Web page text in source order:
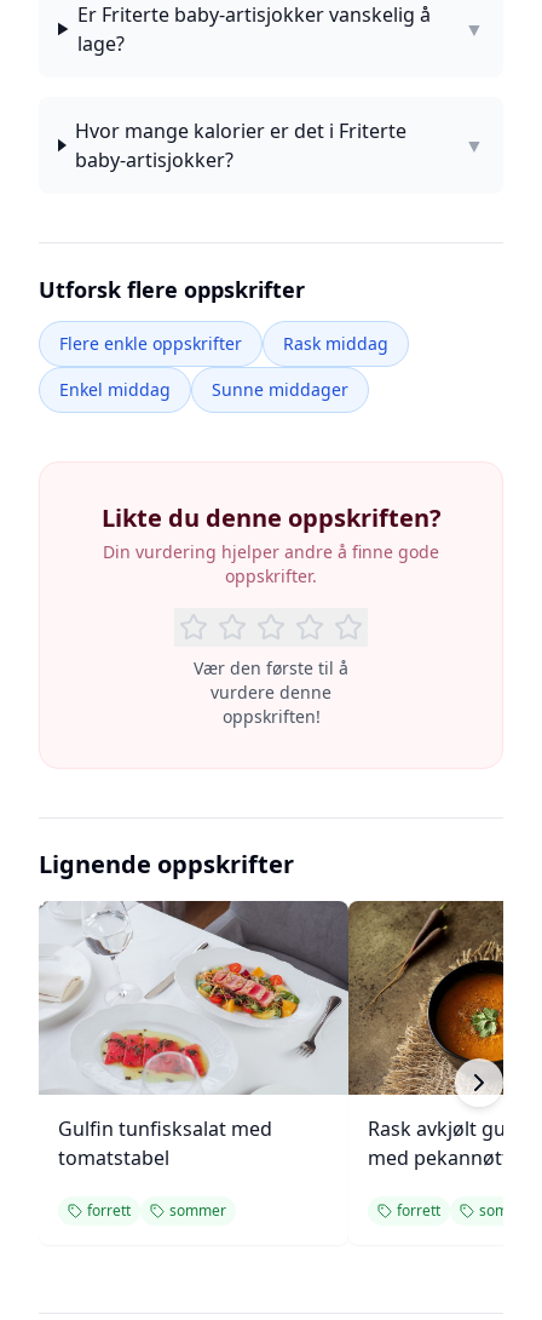
Er Friterte baby-artisjokker vanskelig å
lage?
▼
Hvor mange kalorier er det i Friterte
baby-artisjokker?
▼
Utforsk flere oppskrifter
Flere enkle oppskrifter
Rask middag
Enkel middag
Sunne middager
Likte du denne oppskriften?
Din vurdering hjelper andre å finne gode
oppskrifter.
Vær den første til å
vurdere denne
oppskriften!
Lignende oppskrifter
Gulfin tunfisksalat med
tomatstabel
forrett sommer
Rask avkjølt
med pekannøtter
forrett sommer